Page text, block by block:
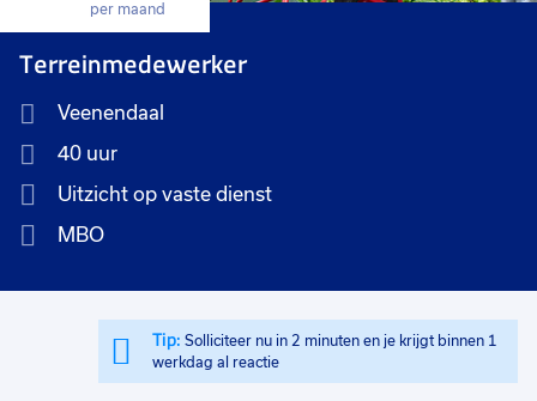
per maand
Terreinmedewerker
Veenendaal
40 uur
Uitzicht op vaste dienst
MBO
Tip: Solliciteer nu in 2 minuten en je krijgt binnen 1
werkdag al reactie